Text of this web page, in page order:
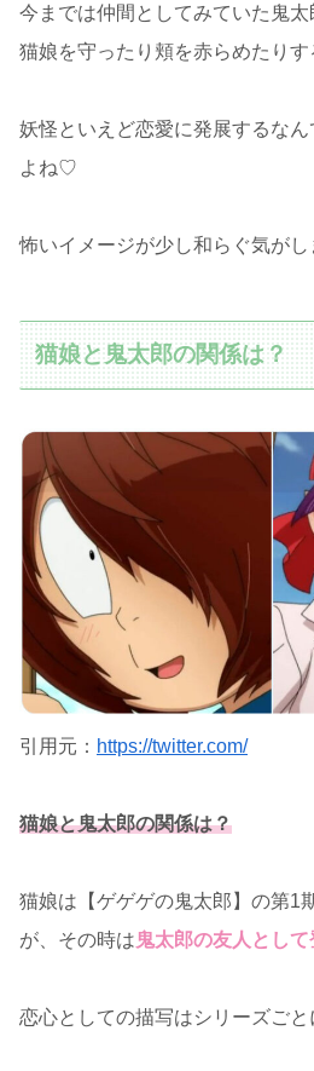
今までは仲間としてみていた鬼
猫娘を守ったり頬を赤らめたりす
妖怪といえど恋愛に発展するな
よね♡
怖いイメージが少し和らぐ気がし
猫娘と鬼太郎の関係は？
引用元： https://twitter.com/
猫娘と鬼太郎の関係は？
猫娘は【ゲゲゲの鬼太郎】の第1
が、その時は鬼太郎の友人として
恋心としての描写はシリーズごと